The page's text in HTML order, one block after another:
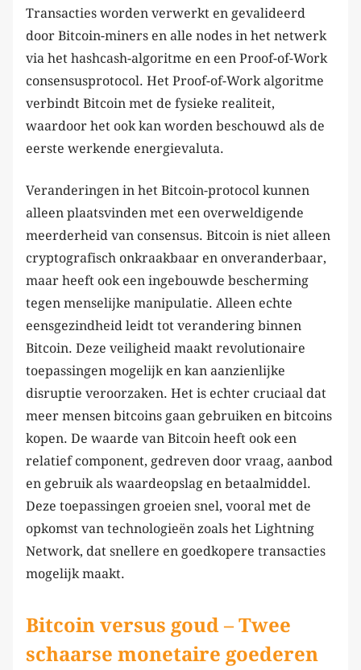
Transacties worden verwerkt en gevalideerd
door Bitcoin-miners en alle nodes in het netwerk
via het hashcash-algoritme en een Proof-of-Work
consensusprotocol. Het Proof-of-Work algoritme
verbindt Bitcoin met de fysieke realiteit,
waardoor het ook kan worden beschouwd als de
eerste werkende energievaluta.
Veranderingen in het Bitcoin-protocol kunnen
alleen plaatsvinden met een overweldigende
meerderheid van consensus. Bitcoin is niet alleen
cryptografisch onkraakbaar en onveranderbaar,
maar heeft ook een ingebouwde bescherming
tegen menselijke manipulatie. Alleen echte
eensgezindheid leidt tot verandering binnen
Bitcoin. Deze veiligheid maakt revolutionaire
toepassingen mogelijk en kan aanzienlijke
disruptie veroorzaken. Het is echter cruciaal dat
meer mensen bitcoins gaan gebruiken en bitcoins
kopen. De waarde van Bitcoin heeft ook een
relatief component, gedreven door vraag, aanbod
en gebruik als waardeopslag en betaalmiddel.
Deze toepassingen groeien snel, vooral met de
opkomst van technologieën zoals het Lightning
Network, dat snellere en goedkopere transacties
mogelijk maakt.
Bitcoin versus goud – Twee
schaarse monetaire goederen